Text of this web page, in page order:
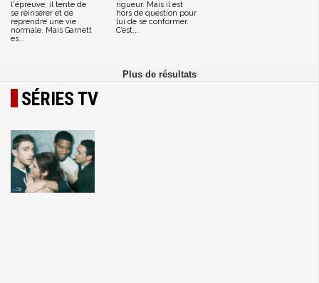
l'épreuve, il tente de
se réinsérer et de
reprendre une vie
normale. Mais Garnett
es...
rigueur. Mais il est
hors de question pour
lui de se conformer.
C’est...
SÉRIES TV